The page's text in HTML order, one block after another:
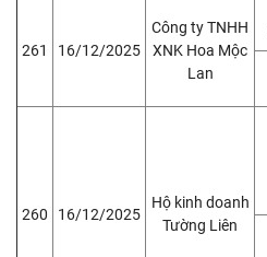
261 16/12/2025
Công ty TNHH
XNK Hoa Mộc
Lan
260 16/12/2025
Hộ kinh doanh
Tường Liên